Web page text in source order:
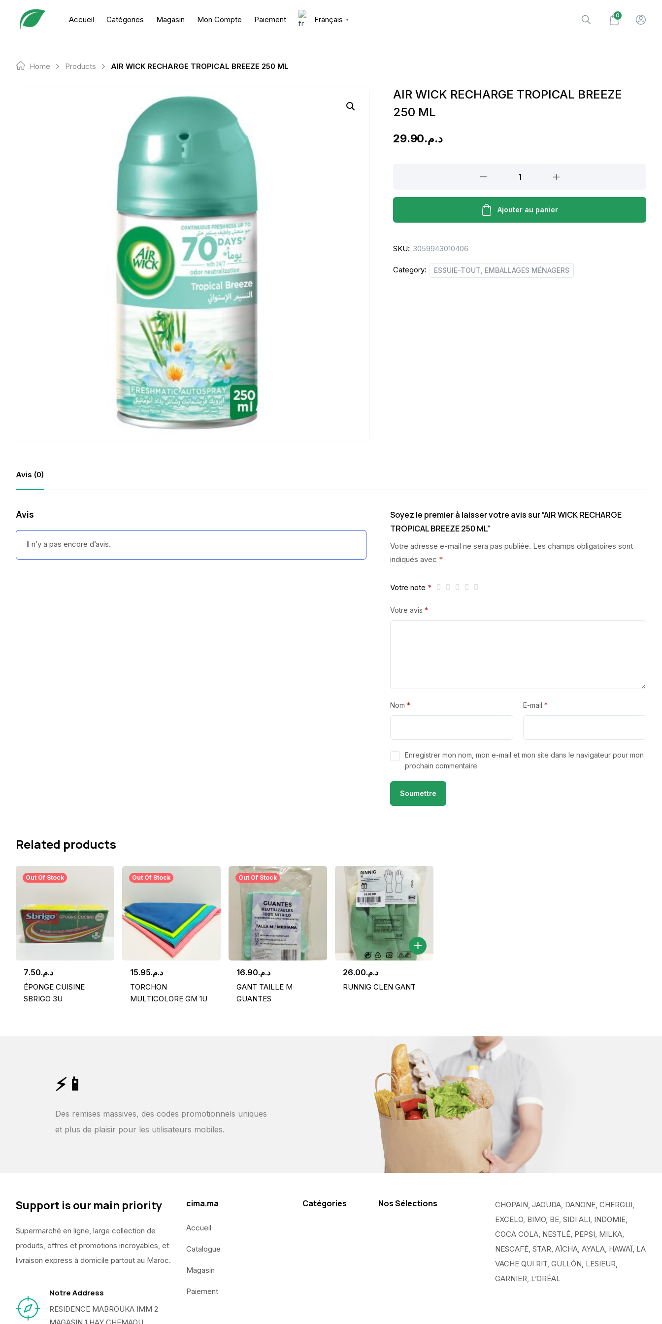
content
Accueil Catégories Magasin Mon Compte Paiement Français ▼
0
Home Products AIR WICK RECHARGE TROPICAL BREEZE 250 ML
AIR WICK RECHARGE TROPICAL BREEZE
250 ML
د.م.29.90
RECHARGE
BREEZE
ML
Ajouter au panier
SKU: 3059943010406
Category: ESSUIE-TOUT, EMBALLAGES MÉNAGERS
Avis (0)
Avis
Il n’y a pas encore d’avis.
Soyez le premier à laisser votre avis sur “AIR WICK RECHARGE
TROPICAL BREEZE 250 ML”
Votre adresse e-mail ne sera pas publiée. Les champs obligatoires sont
indiqués avec *
Votre note *
Votre avis *
Nom * E-mail *
Enregistrer mon nom, mon e-mail et mon site dans le navigateur pour mon
prochain commentaire.
Related products
Out Of Stock
د.م.7.50
ÉPONGE CUISINE
SBRIGO 3U
Out Of Stock
د.م.15.95
TORCHON
MULTICOLORE GM 1U
Out Of Stock
د.م.16.90
GANT TAILLE M
GUANTES
د.م.26.00
RUNNIG CLEN GANT
⚡📱
Des remises massives, des codes promotionnels uniques
et plus de plaisir pour les utilisateurs mobiles.
Support is our main priority
Supermarché en ligne, large collection de
produits, offres et promotions incroyables, et
livraison express à domicile partout au Maroc.
Notre Address
RESIDENCE MABROUKA IMM 2
cima.ma
Accueil
Catalogue
Magasin
Paiement
Catégories Nos Sélections
CHOPAIN, JAOUDA, DANONE, CHERGUI,
EXCELO, BIMO, BE, SIDI ALI, INDOMIE,
COCA COLA, NESTLÉ, PEPSI, MILKA,
NESCAFÉ, STAR, AÏCHA, AYALA, HAWAÏ, LA
VACHE QUI RIT, GULLÓN, LESIEUR,
GARNIER, L’ORÉAL